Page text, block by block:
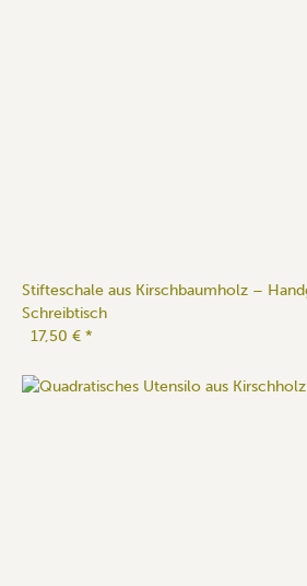
Stifteschale aus Kirschbaumholz –
Schreibtisch
17,50 € *